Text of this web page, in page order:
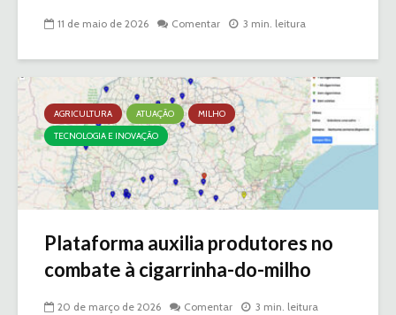
11 de maio de 2026 Comentar 3 min. leitura
AGRICULTURA ATUAÇÃO
MILHO
TECNOLOGIA E INOVAÇÃO
Plataforma auxilia produtores no
combate à cigarrinha-do-milho
20 de março de 2026 Comentar 3 min. leitura